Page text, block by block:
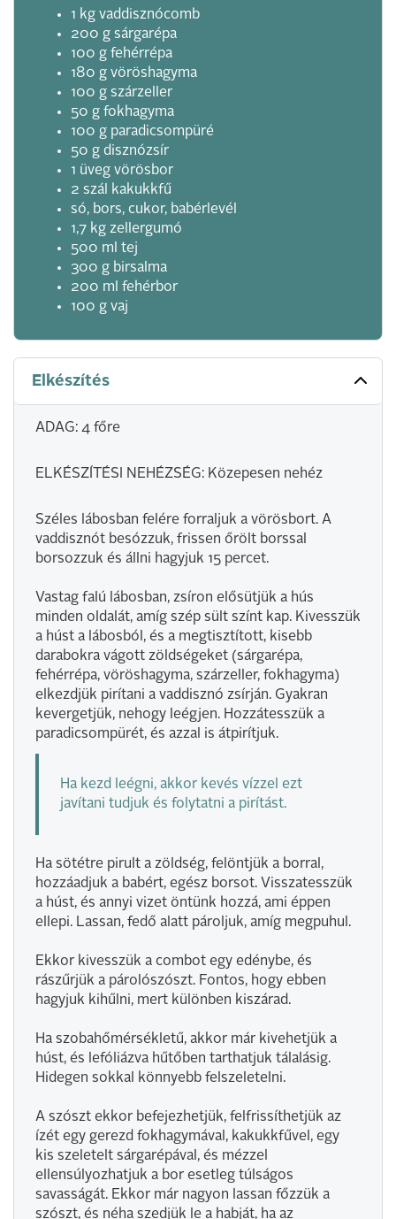
1 kg vaddisznócomb
200 g sárgarépa
100 g fehérrépa
180 g vöröshagyma
100 g szárzeller
50 g fokhagyma
100 g paradicsompüré
50 g disznózsír
1 üveg vörösbor
2 szál kakukkfű
só, bors, cukor, babérlevél
1,7 kg zellergumó
500 ml tej
300 g birsalma
200 ml fehérbor
100 g vaj
Elkészítés
ADAG: 4 főre
ELKÉSZÍTÉSI NEHÉZSÉG: Közepesen nehéz
Széles lábosban felére forraljuk a vörösbort. A
vaddisznót besózzuk, frissen őrölt borssal
borsozzuk és állni hagyjuk 15 percet.
Vastag falú lábosban, zsíron elősütjük a hús
minden oldalát, amíg szép sült színt kap. Kivesszük
a húst a lábosból, és a megtisztított, kisebb
darabokra vágott zöldségeket (sárgarépa,
fehérrépa, vöröshagyma, szárzeller, fokhagyma)
elkezdjük pirítani a vaddisznó zsírján. Gyakran
kevergetjük, nehogy leégjen. Hozzátesszük a
paradicsompürét, és azzal is átpirítjuk.
Ha kezd leégni, akkor kevés vízzel ezt
javítani tudjuk és folytatni a pirítást.
Ha sötétre pirult a zöldség, felöntjük a borral,
hozzáadjuk a babért, egész borsot. Visszatesszük
a húst, és annyi vizet öntünk hozzá, ami éppen
ellepi. Lassan, fedő alatt pároljuk, amíg megpuhul.
Ekkor kivesszük a combot egy edénybe, és
rászűrjük a párolószószt. Fontos, hogy ebben
hagyjuk kihűlni, mert különben kiszárad.
Ha szobahőmérsékletű, akkor már kivehetjük a
húst, és lefóliázva hűtőben tarthatjuk tálalásig.
Hidegen sokkal könnyebb felszeletelni.
A szószt ekkor befejezhetjük, felfrissíthetjük az
ízét egy gerezd fokhagymával, kakukkfűvel, egy
kis szeletelt sárgarépával, és mézzel
ellensúlyozhatjuk a bor esetleg túlságos
savasságát. Ekkor már nagyon lassan főzzük a
szószt, és néha szedjük le a habját, ha az